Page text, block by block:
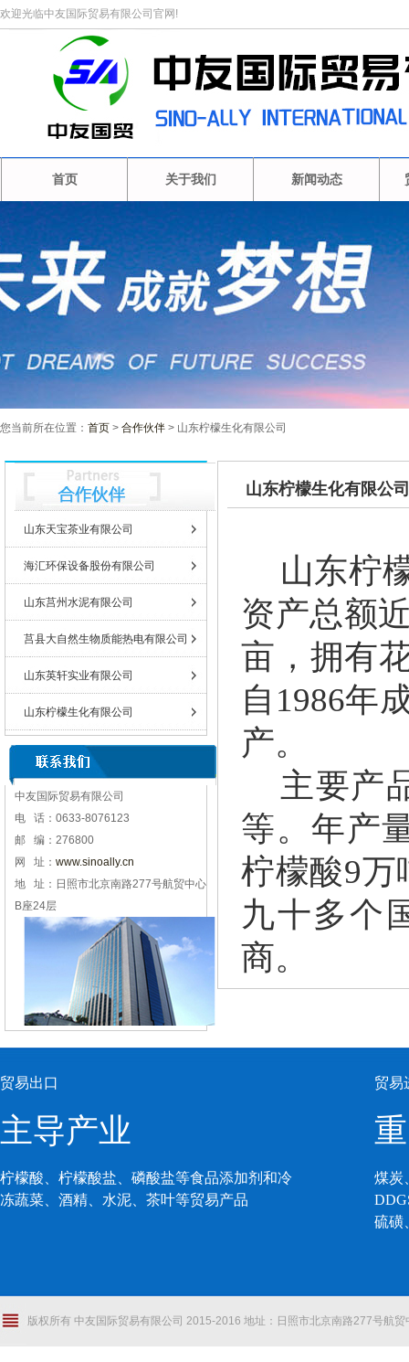
欢迎光临中友国际贸易有限公司官网!
首页 关于我们 新闻动态
您当前所在位置： 首页 > 合作伙伴 > 山东柠檬生化有限公司
山东天宝茶业有限公司
海汇环保设备股份有限公司
山东莒州水泥有限公司
莒县大自然生物质能热电有限公司
山东英轩实业有限公司
山东柠檬生化有限公司
中友国际贸易有限公司
电 话： 0633-8076123
邮 编：276800
网 址： www.sinoally.cn
地 址：日照市北京南路277号航贸中心
B座24层
山东柠檬生化有限公司
山东柠
资产总额
亩，拥有
自1986年
产。
主要产
等。年产
柠檬酸9万
九十多个
商。
贸易出口
主导产业
柠檬酸、柠檬酸盐、磷酸盐等食品添加剂和冷
冻蔬菜、酒精、水泥、茶叶等贸易产品
贸易
煤炭
硫磺
版权所有 中友国际贸易有限公司 2015-2016 地址：日照市北京南路277号航贸